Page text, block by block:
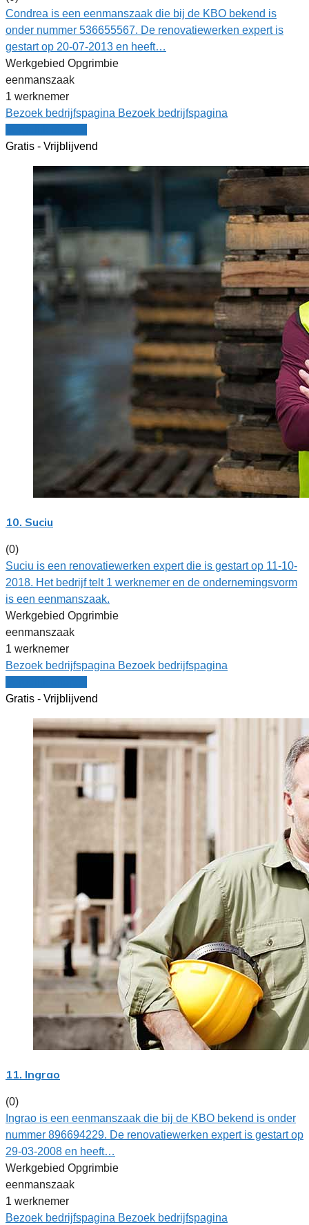
Condrea is een eenmanszaak die bij de KBO bekend is
onder nummer 536655567. De renovatiewerken expert is
gestart op 20-07-2013 en heeft…
Werkgebied Opgrimbie
eenmanszaak
1 werknemer
Bezoek bedrijfspagina Bezoek bedrijfspagina
Gratis - Vrijblijvend
10. Suciu
(0)
Suciu is een renovatiewerken expert die is gestart op 11-10-
2018. Het bedrijf telt 1 werknemer en de ondernemingsvorm
is een eenmanszaak.
Werkgebied Opgrimbie
eenmanszaak
1 werknemer
Bezoek bedrijfspagina Bezoek bedrijfspagina
Gratis - Vrijblijvend
11. Ingrao
(0)
Ingrao is een eenmanszaak die bij de KBO bekend is onder
nummer 896694229. De renovatiewerken expert is gestart op
29-03-2008 en heeft…
Werkgebied Opgrimbie
eenmanszaak
1 werknemer
Bezoek bedrijfspagina Bezoek bedrijfspagina